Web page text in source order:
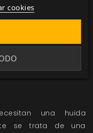
el mejor resultado,
la opción de crear
los esfuerzos de los
activado, ahora se
del robot. Si
continuar la
una huida
se trata de una
cookies